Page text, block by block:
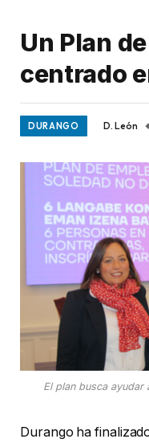
Un Plan
centrado
DURANGO D. León
El plan busca ayudar
Durango ha